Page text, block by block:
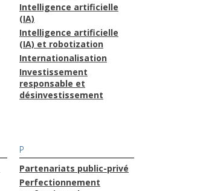
Intelligence artificielle
(IA)
Intelligence artificielle
(IA) et robotization
Internationalisation
Investissement
responsable et
désinvestissement
P
Partenariats public-privé
Perfectionnement